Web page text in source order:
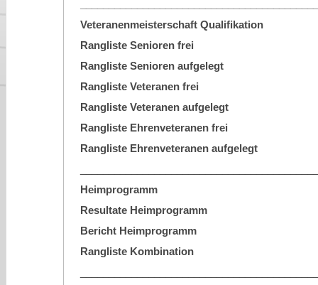
Veteranenmeisterschaft Qualifikation
Rangliste Senioren frei
Rangliste Senioren aufgelegt
Rangliste Veteranen frei
Rangliste Veteranen aufgelegt
Rangliste Ehrenveteranen frei
Rangliste Ehrenveteranen aufgelegt
Heimprogramm
Resultate Heimprogramm
Bericht Heimprogramm
Rangliste Kombination